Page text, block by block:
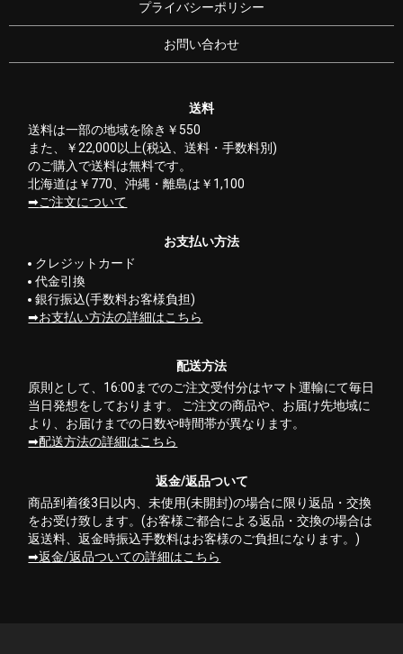
プライバシーポリシー
お問い合わせ
送料
送料は一部の地域を除き￥550
また、￥22,000以上(税込、送料・手数料別)
のご購入で送料は無料です。
北海道は￥770、沖縄・離島は￥1,100
ご注文について
お支払い方法
クレジットカード
代金引換
銀行振込(手数料お客様負担)
お支払い方法の詳細はこちら
配送方法
原則として、16:00までのご注文受付分はヤマト運輸にて毎日
当日発想をしております。 ご注文の商品や、お届け先地域に
より、お届けまでの日数や時間帯が異なります。
配送方法の詳細はこちら
返金/返品ついて
商品到着後3日以内、未使用(未開封)の場合に限り返品・交換
をお受け致します。(お客様ご都合による返品・交換の場合は
返送料、返金時振込手数料はお客様のご負担になります。)
返金/返品ついての詳細はこちら